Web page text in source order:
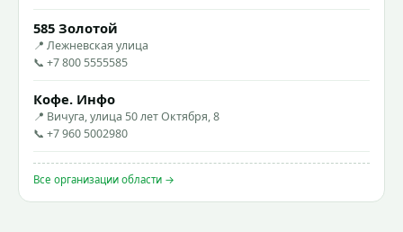
585 Золотой
📍 Лежневская улица
📞 +7 800 5555585
Кофе. Инфо
📍 Вичуга, улица 50 лет Октября, 8
📞 +7 960 5002980
Все организации области →